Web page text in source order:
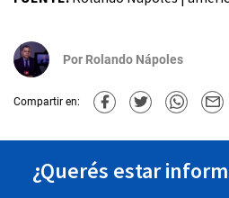
Por Rolando Nápoles
Compartir en:
¿Querés estar